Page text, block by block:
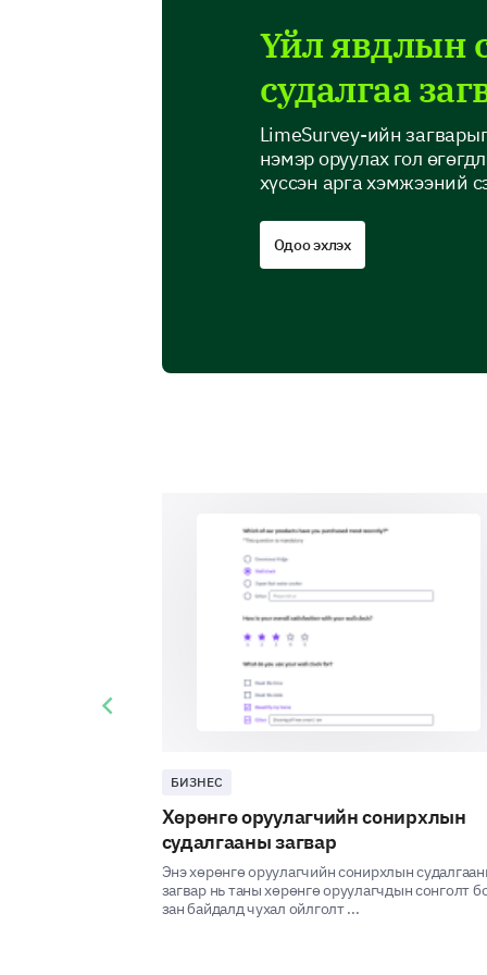
Үйл явдлын
судалгаа
LimeSurvey-ийн
нэмэр оруулах гол
хүссэн арга хэмжээний
Одоо эхлэх
БИЗНЕС
Хөрөнгө оруулагчийн сонирхлын
судалгааны загвар
Энэ хөрөнгө оруулагчийн сонирхлын
загвар нь таны хөрөнгө оруулагчдын сонголт
зан байдалд чухал ойлголт ...
Previous slide